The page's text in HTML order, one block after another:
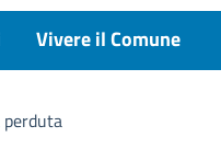
Vivere il Comune
perduta